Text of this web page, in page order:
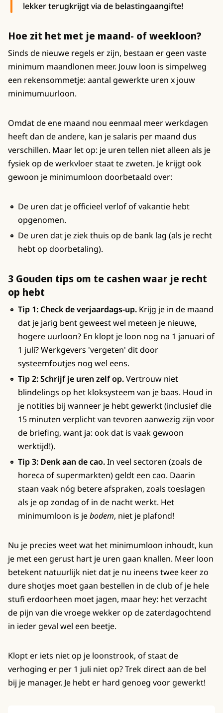
lekker terugkrijgt via de belastingaangifte!
Hoe zit het met je maand- of weekloon?
Sinds de nieuwe regels er zijn, bestaan er geen vaste
minimum maandlonen meer. Jouw loon is simpelweg
een rekensommetje: aantal gewerkte uren x jouw
minimumuurloon.
Omdat de ene maand nou eenmaal meer werkdagen
heeft dan de andere, kan je salaris per maand dus
verschillen. Maar let op: je uren tellen niet alleen als je
fysiek op de werkvloer staat te zweten. Je krijgt ook
gewoon je minimumloon doorbetaald over:
De uren dat je officieel verlof of vakantie hebt
opgenomen.
De uren dat je ziek thuis op de bank lag (als je recht
hebt op doorbetaling).
3 Gouden tips om te cashen waar je recht
op hebt
Tip 1: Check de verjaardags-up. Krijg je in de maand
dat je jarig bent geweest wel meteen je nieuwe,
hogere uurloon? En klopt je loon nog na 1 januari of
1 juli? Werkgevers 'vergeten' dit door
systeemfoutjes nog wel eens.
Tip 2: Schrijf je uren zelf op.Vertrouw niet
blindelings op het kloksysteem van je baas. Houd in
je notities bij wanneer je hebt gewerkt (inclusief die
15 minuten verplicht van tevoren aanwezig zijn voor
de briefing, want ja: ook dat is vaak gewoon
werktijd!).
Tip 3: Denk aan de cao.In veel sectoren (zoals de
horeca of supermarkten) geldt een cao. Daarin
staan vaak nóg betere afspraken, zoals toeslagen
als je op zondag of in de nacht werkt. Het
minimumloon is jebodem, niet je plafond!
Nu je precies weet wat het minimumloon inhoudt, kun
je met een gerust hart je uren gaan knallen. Meer loon
betekent natuurlijk niet dat je nu ineens twee keer zo
dure shotjes moet gaan bestellen in de club of je hele
stufi erdoorheen moet jagen, maar hey: het verzacht
de pijn van die vroege wekker op de zaterdagochtend
in ieder geval wel een beetje.
Klopt er iets niet op je loonstrook, of staat de
verhoging er per 1 juli niet op? Trek direct aan de bel
bij je manager. Je hebt er hard genoeg voor gewerkt!